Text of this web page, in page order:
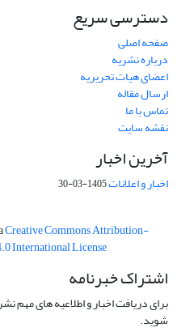
دسترسی سریع
صفحه اصلی
درباره نشریه
اعضای هیات تحریریه
ارسال مقاله
تماس با ما
نقشه سایت
آخرین اخبار
اخبار و اعلانات1405-03-30
Creative Commons Attribution-
International License
اشتراک خبرنامه
برای دریافت اخبار و اطلاعیه های مهم
شوید.